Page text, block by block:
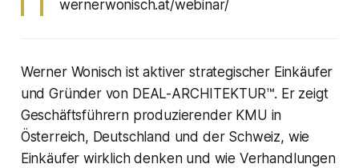
wernerwonisch.at/webinar/
Werner Wonisch ist aktiver strategischer Einkäufer
und Gründer von DEAL-ARCHITEKTUR™. Er zeigt
Geschäftsführern produzierender KMU in
Österreich, Deutschland und der Schweiz, wie
Einkäufer wirklich denken und wie Verhandlungen